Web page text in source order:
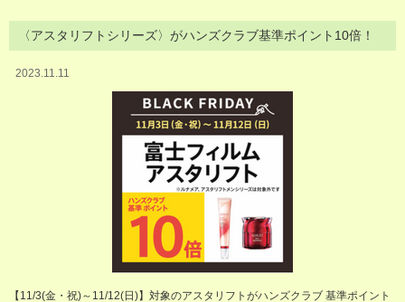
〈アスタリフトシリーズ〉がハンズクラブ基準ポイント10倍！
2023.11.11
【11/3(金・祝)～11/12(日)】対象のアスタリフトがハンズクラブ 基準ポイント